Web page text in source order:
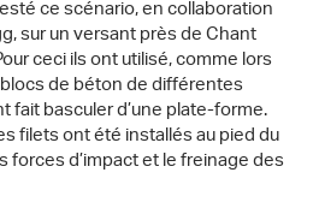
ce scénario, en collaboration
sur un versant près de Chant
ceci ils ont utilisé, comme lors
de béton de différentes
fait basculer d’une plate-forme.
filets ont été installés au pied du
d’impact et le freinage des